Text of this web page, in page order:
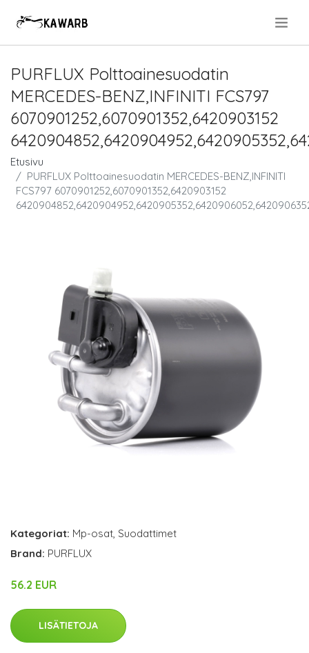
PURFLUX Polttoainesuodatin
MERCEDES-BENZ,INFINITI FCS797
6070901252,6070901352,6420903152
Etusivu
PURFLUX Polttoainesuodatin MERCEDES-BENZ,INFINITI
FCS797 6070901252,6070901352,6420903152
Kategoriat: Mp-osat, Suodattimet
Brand: PURFLUX
56.2 EUR
LISÄTIETOJA